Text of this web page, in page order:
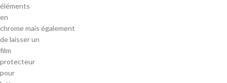
éléments
en
chrome mais également
de laisser un
film
protecteur
pour